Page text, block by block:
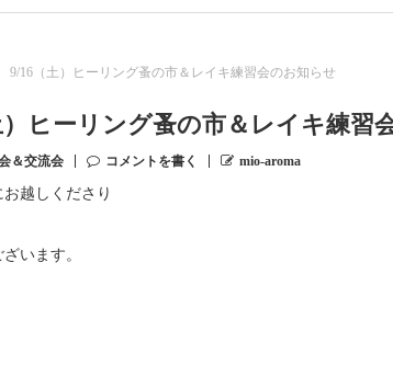
9/16（土）ヒーリング蚤の市＆レイキ練習会のお知らせ
）ヒーリング蚤の市＆レイキ練習
＆交流会 コメントを書く mio-aroma
越しくださり
います。